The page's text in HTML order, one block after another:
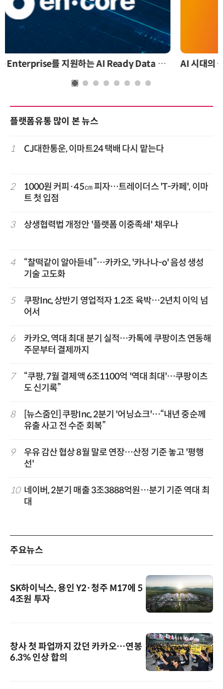
AI 시대의 옵저버빌리티: GPU·LLM 모니터링부터 AI 기반 장애 대응까지
플랫폼유통 많이 본 뉴스
1 CJ대한통운, 이마트24 택배 다시 맡는다
2
1000원 커피·45㎝ 피자…트레이더스 'T-카페', 이마
트 첫 입점
3 상생협력법 개정안 '플랫폼 이중족쇄' 채우나
4
“찰떡같이 알아듣네”…카카오, '카나나-o' 음성 생성
기술 고도화
5
쿠팡Inc, 상반기 영업적자 1.2조 육박…2년치 이익 넘
어서
6
카카오, 역대 최대 분기 실적…카톡에 쿠팡이츠 연동해
주문부터 결제까지
7
“쿠팡, 7월 결제액 6조1100억 '역대 최대'…쿠팡이츠
도 신기록”
8
[뉴스줌인] 쿠팡Inc, 2분기 '어닝쇼크'…“내년 중순께
유출 사고 전 수준 회복”
9
우유 감산 협상 8월 말로 연장…산정 기준 놓고 '평행
선'
10 네이버, 2분기 매출 3조3888억원…분기 기준 역대 최
대
주요뉴스
SK하이닉스, 용인 Y2·청주 M17에 5
4조원 투자
창사 첫 파업까지 갔던 카카오…연봉
6.3% 인상 합의